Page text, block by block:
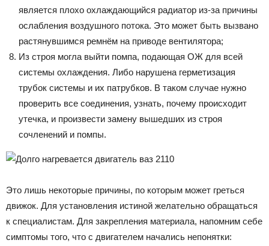
является плохо охлаждающийся радиатор из-за причины
ослабления воздушного потока. Это может быть вызвано
растянувшимся ремнём на приводе вентилятора;
Из строя могла выйти помпа, подающая ОЖ для всей
системы охлаждения. Либо нарушена герметизация
трубок системы и их патрубков. В таком случае нужно
проверить все соединения, узнать, почему происходит
утечка, и произвести замену вышедших из строя
сочленений и помпы.
Это лишь некоторые причины, по которым может греться
движок. Для установления истиной желательно обращаться
к специалистам. Для закрепления материала, напомним себе
симптомы того, что с двигателем начались непонятки: